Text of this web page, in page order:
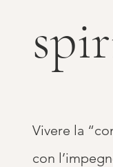
Vivere la
con